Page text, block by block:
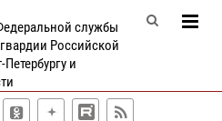
службы
Российской
и